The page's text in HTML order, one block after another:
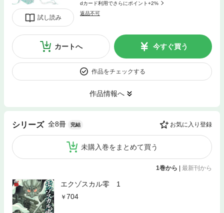
試し読み
dカード利用でさらにポイント+2%
返品不可
カートへ 今すぐ買う
作品をチェックする
作品情報へ
シリーズ 全8冊 完結 お気に入り登録
未購入巻をまとめて買う
1巻から | 最新刊から
エクゾスカル零 1
704